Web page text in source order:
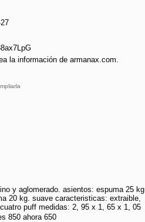
la información de armanax.com.
y aglomerado. asientos: espuma 25 kg.
20 kg. suave caracteristicas: extraible,
puff medidas: 2, 95 x 1, 65 x 1, 05
ahora 650